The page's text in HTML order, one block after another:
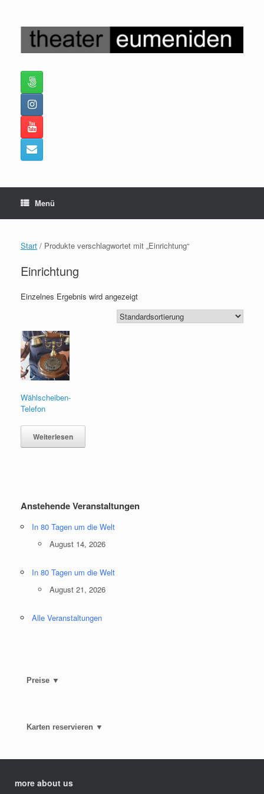
springen
Menü
Start / Produkte verschlagwortet mit „Einrichtung“
Einrichtung
Einzelnes Ergebnis wird angezeigt
Wählscheiben-
Telefon
Weiterlesen
Anstehende Veranstaltungen
In 80 Tagen um die Welt
August 14, 2026
In 80 Tagen um die Welt
August 21, 2026
Alle Veranstaltungen
Preise ▼
Karten reservieren ▼
more about us